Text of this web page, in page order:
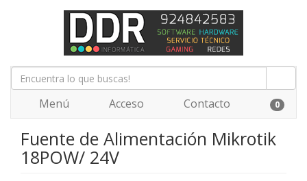
Menú Acceso Contacto 0
Fuente de Alimentación Mikrotik
18POW/ 24V